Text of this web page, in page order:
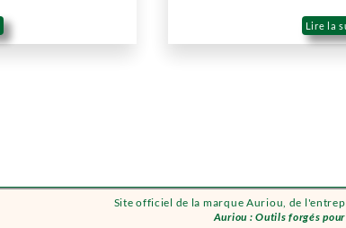
Site officiel de la marque Auriou, de
Auriou : Outils forgés
Lire la